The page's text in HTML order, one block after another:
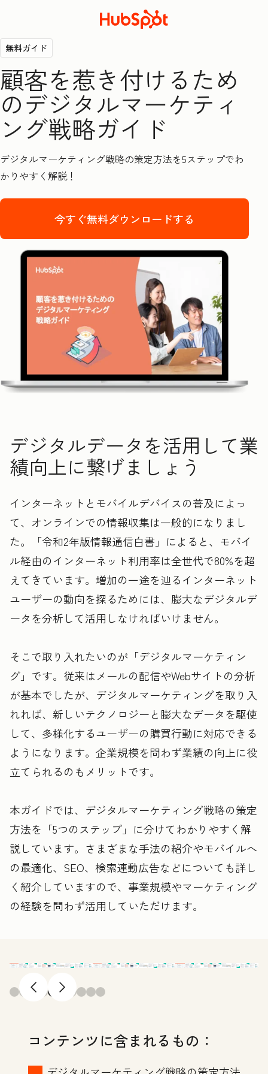
無料ガイド
顧客を惹き付けるため
のデジタルマーケティ
ング戦略ガイド
デジタルマーケティング戦略の策定方法を5ステップでわ
かりやすく解説！
今すぐ無料ダウンロードする
デジタルデータを活用して業
績向上に繋げましょう
インターネットとモバイルデバイスの普及によっ
て、オンラインでの情報収集は一般的になりまし
た。「令和2年版情報通信白書」によると、モバイ
ル経由のインターネット利用率は全世代で80%を超
えてきています。増加の一途を辿るインターネット
ユーザーの動向を探るためには、膨大なデジタルデ
ータを分析して活用しなければいけません。
そこで取り入れたいのが「デジタルマーケティン
グ」です。従来はメールの配信やWebサイトの分析
が基本でしたが、デジタルマーケティングを取り入
れれば、新しいテクノロジーと膨大なデータを駆使
して、多様化するユーザーの購買行動に対応できる
ようになります。企業規模を問わず業績の向上に役
立てられるのもメリットです。
本ガイドでは、デジタルマーケティング戦略の策定
方法を「5つのステップ」に分けてわかりやすく解
説しています。さまざまな手法の紹介やモバイルへ
の最適化、SEO、検索連動広告などについても詳し
く紹介していますので、事業規模やマーケティング
の経験を問わず活用していただけます。
前へ 次へ
コンテンツに含まれるもの：